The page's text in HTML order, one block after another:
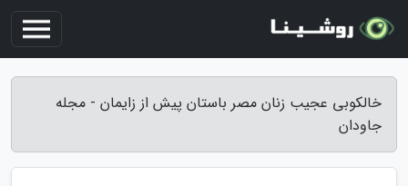
خالکوبی عجیب زنان مصر باستان پیش از زایمان - مجله
جاودان